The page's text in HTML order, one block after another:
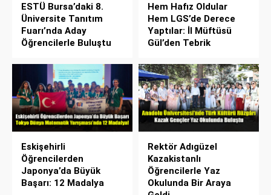
ESTÜ Bursa’daki 8.
Üniversite Tanıtım
Fuarı’nda Aday
Öğrencilerle Buluştu
Hem Hafız Oldular
Hem LGS’de Derece
Yaptılar: İl Müftüsü
Gül’den Tebrik
Eskişehirli
Öğrencilerden
Japonya’da Büyük
Başarı: 12 Madalya
Rektör Adıgüzel
Kazakistanlı
Öğrencilerle Yaz
Okulunda Bir Araya